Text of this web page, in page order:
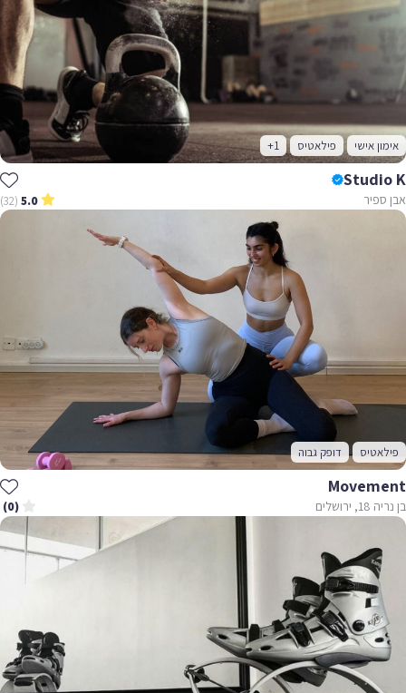
אימון אישי פילאטיס +1
Studio K
אבן ספיר 5.0
(32)
פילאטיס דופק גבוה
Movement
בן נריה 18, ירושלים (0)